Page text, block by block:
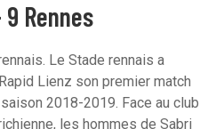
Rennes
Le Stade rennais a
Lienz son premier match
2018-2019. Face au club
les hommes de Sabri